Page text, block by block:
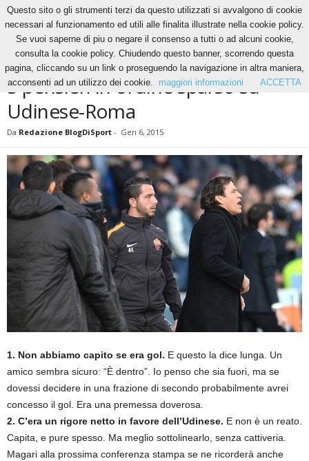
News 5 pensieri in ordine sparso su Udinese-Roma
NEWS
5 pensieri in ordine sparso su
Udinese-Roma
Da Redazione BlogDiSport - Gen 6, 2015
1. Non abbiamo capito se era gol. E questo la dice lunga. Un
amico sembra sicuro: “È dentro”. Io penso che sia fuori, ma se
dovessi decidere in una frazione di secondo probabilmente avrei
concesso il gol. Era una premessa doverosa.
2. C’era un rigore netto in favore dell’Udinese. E non è un reato.
Capita, e pure spesso. Ma meglio sottolinearlo, senza cattiveria.
Magari alla prossima conferenza stampa se ne ricorderà anche
Questo sito o gli strumenti terzi da questo utilizzati si avvalgono di cookie
necessari al funzionamento ed utili alle finalita illustrate nella cookie policy.
Se vuoi saperne di piu o negare il consenso a tutti o ad alcuni cookie,
consulta la cookie policy. Chiudendo questo banner, scorrendo questa
pagina, cliccando su un link o proseguendo la navigazione in altra maniera,
acconsenti ad un utilizzo dei cookie.
maggiori informazioni ACCETTA